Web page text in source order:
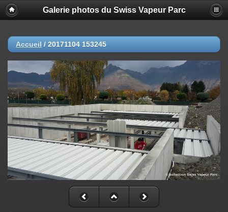
Galerie photos du Swiss Vapeur Parc
Accueil / 20171104 153245